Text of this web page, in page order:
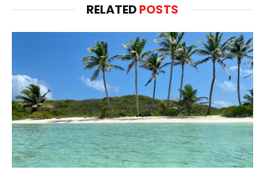
RELATEDPOSTS